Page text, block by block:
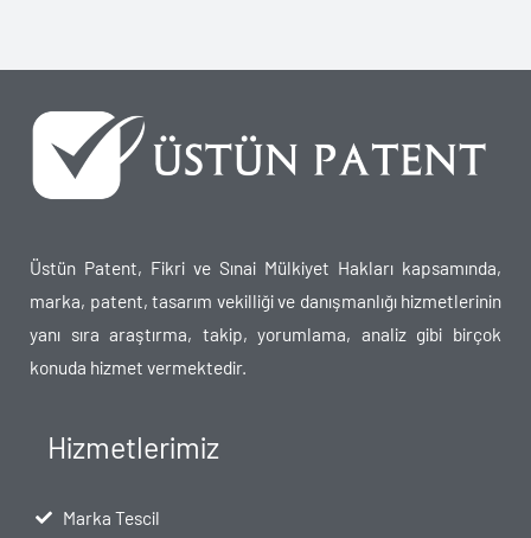
Üstün Patent, Fikri ve Sınai Mülkiyet Hakları kapsamında,
marka, patent, tasarım vekilliği ve danışmanlığı hizmetlerinin
yanı sıra araştırma, takip, yorumlama, analiz gibi birçok
konuda hizmet vermektedir.
Hizmetlerimiz
Marka Tescil